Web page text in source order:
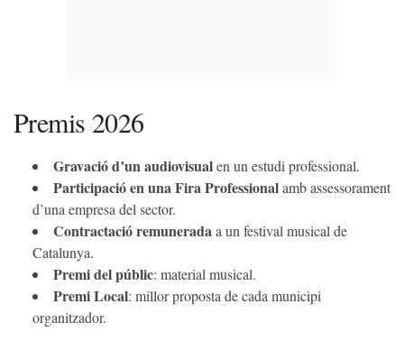
Premis 2026
Gravació d’un audiovisualen un estudi professional.
Participació en una Fira Professionalamb assessorament
d’una empresa del sector.
Contractació remuneradaa un festival musical de
Catalunya.
Premi del públic: material musical.
Premi Local: millor proposta de cada municipi
organitzador.